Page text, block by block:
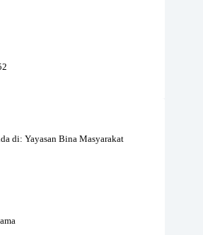
di: Yayasan Bina Masyarakat